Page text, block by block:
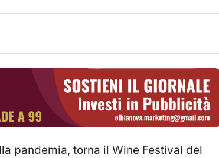
pandemia, torna il Wine Festival del